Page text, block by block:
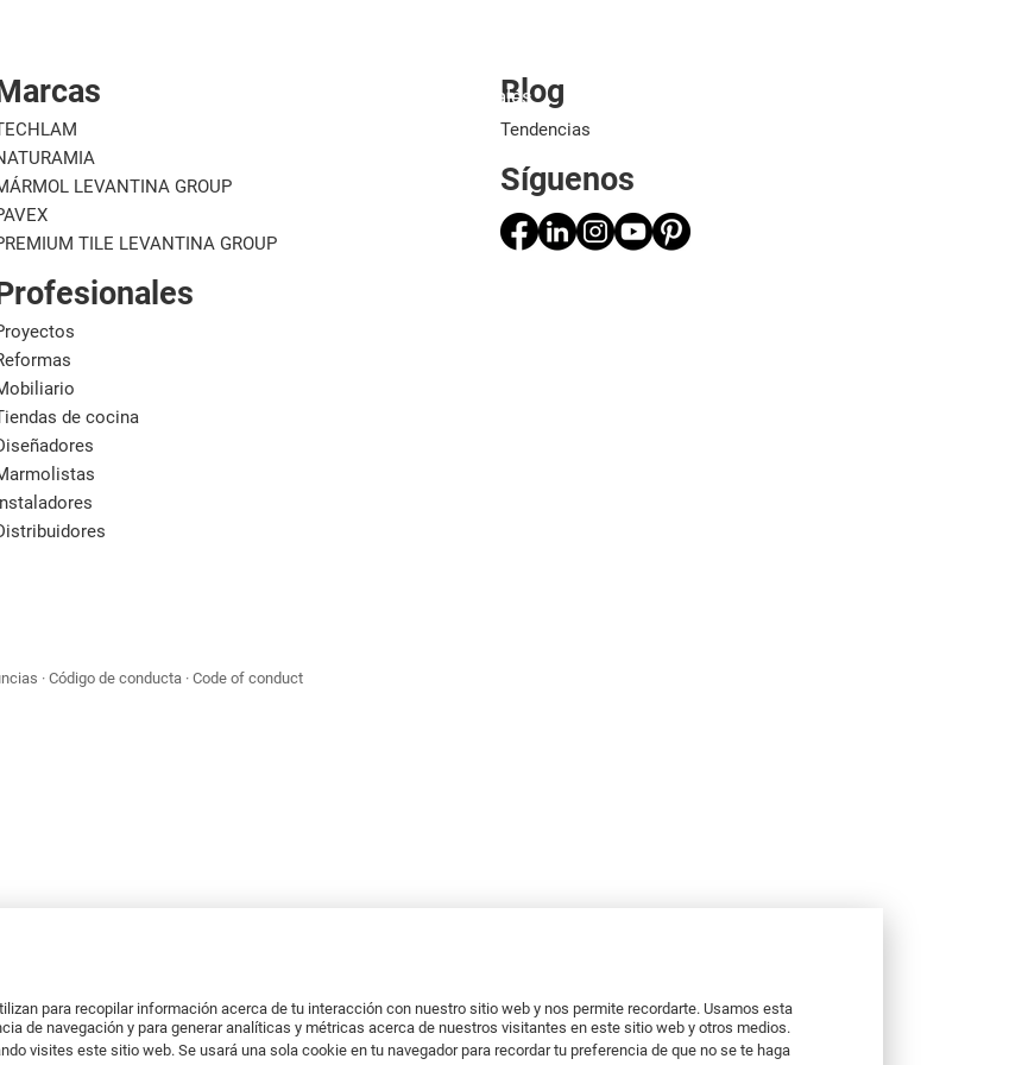
Materiales
para recopilar información acerca de tu interacción con nuestro sitio web y nos permite recordarte. Usamos esta
de navegación y para generar analíticas y métricas acerca de nuestros visitantes en este sitio web y otros medios.
visites este sitio web. Se usará una sola cookie en tu navegador para recordar tu preferencia de que no se te haga
LEVANTINA GROUP
TILE LEVANTINA GROUP
de cocina
Blog
Tendencias
Síguenos
Código de conducta Code of conduct